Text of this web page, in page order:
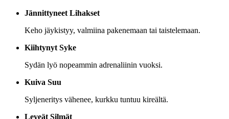
Jännittyneet Lihakset
Keho jäykistyy, valmiina pakenemaan tai taistelemaan.
Kiihtynyt Syke
Sydän lyö nopeammin adrenaliinin vuoksi.
Kuiva Suu
Syljeneritys vähenee, kurkku tuntuu kireältä.
Leveät Silmät